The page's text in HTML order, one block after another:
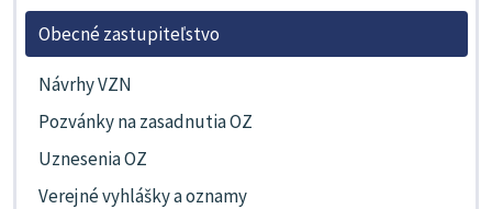
Obecné zastupiteľstvo
Návrhy VZN
Pozvánky na zasadnutia OZ
Uznesenia OZ
Verejné vyhlášky a oznamy